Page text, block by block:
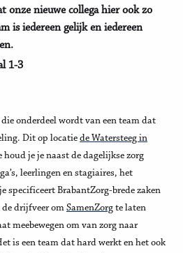
onze nieuwe collega hier ook zo
is iedereen gelijk en iedereen
1-3
onderdeel wordt van een team dat
Dit op locatie de Watersteeg in
je je naast de dagelijkse zorg
leerlingen en stagiaires, het
specificeert BrabantZorg-brede zaken
drijfveer om SamenZorg te laten
meebewegen om van zorg naar
is een team dat hard werkt en het ook